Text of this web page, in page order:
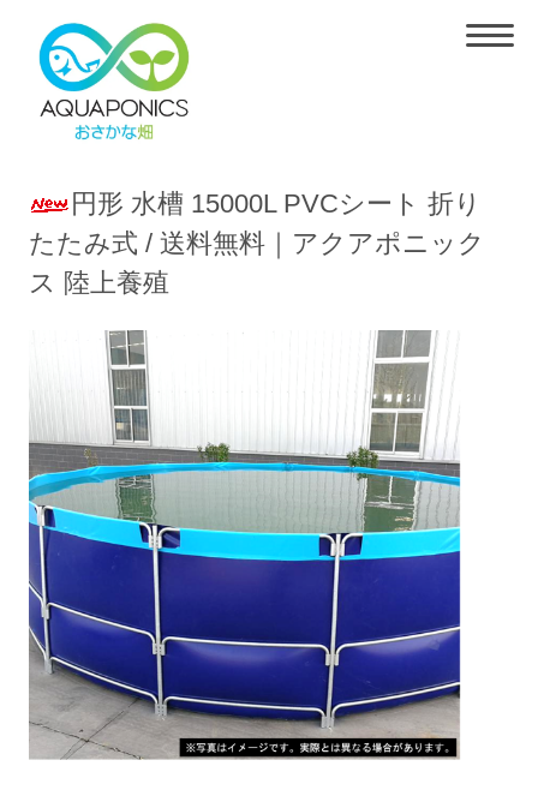
円形 水槽 15000L PVCシート 折り
たたみ式 / 送料無料｜アクアポニック
ス 陸上養殖